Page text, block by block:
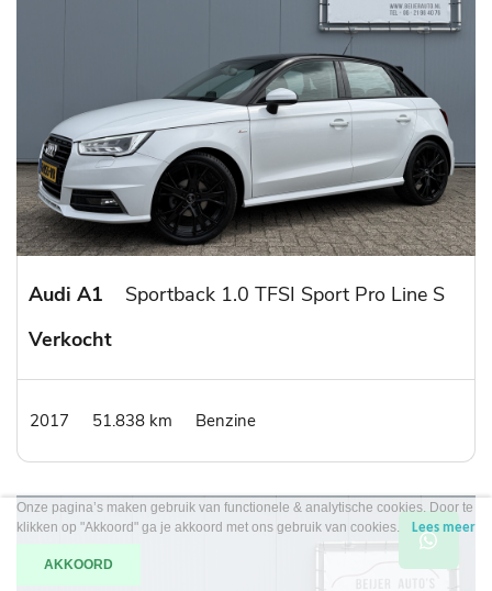
Audi A1
Sportback 1.0 TFSI Sport Pro Line S
Verkocht
2017 51.838 km Benzine
Onze pagina’s maken gebruik van functionele & analytische cookies. Door te
klikken op "Akkoord" ga je akkoord met ons gebruik van cookies.
Lees meer
AKKOORD